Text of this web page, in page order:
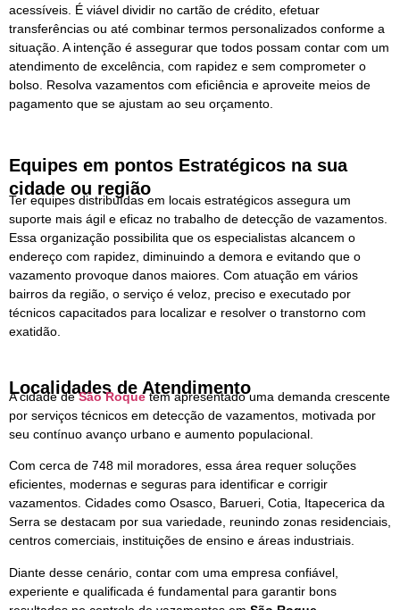
acessíveis. É viável dividir no cartão de crédito, efetuar
transferências ou até combinar termos personalizados conforme a
situação. A intenção é assegurar que todos possam contar com um
atendimento de excelência, com rapidez e sem comprometer o
bolso. Resolva vazamentos com eficiência e aproveite meios de
pagamento que se ajustam ao seu orçamento.
Equipes em pontos Estratégicos na sua
cidade ou região
Ter equipes distribuídas em locais estratégicos assegura um
suporte mais ágil e eficaz no trabalho de detecção de vazamentos.
Essa organização possibilita que os especialistas alcancem o
endereço com rapidez, diminuindo a demora e evitando que o
vazamento provoque danos maiores. Com atuação em vários
bairros da região, o serviço é veloz, preciso e executado por
técnicos capacitados para localizar e resolver o transtorno com
exatidão.
Localidades de Atendimento
A cidade deSão Roquetem apresentado uma demanda crescente
por serviços técnicos em detecção de vazamentos, motivada por
seu contínuo avanço urbano e aumento populacional.
Com cerca de 748 mil moradores, essa área requer soluções
eficientes, modernas e seguras para identificar e corrigir
vazamentos. Cidades como Osasco, Barueri, Cotia, Itapecerica da
Serra se destacam por sua variedade, reunindo zonas residenciais,
centros comerciais, instituições de ensino e áreas industriais.
Diante desse cenário, contar com uma empresa confiável,
experiente e qualificada é fundamental para garantir bons